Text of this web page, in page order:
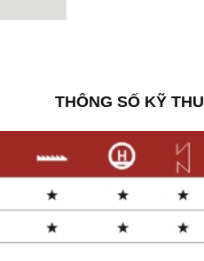
THÔNG SỐ KỸ